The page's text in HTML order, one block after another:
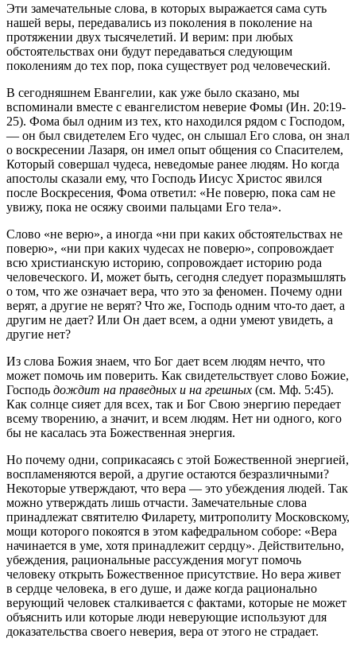
Эти замечательные слова, в которых выражается сама суть
нашей веры, передавались из поколения в поколение на
протяжении двух тысячелетий. И верим: при любых
обстоятельствах они будут передаваться следующим
поколениям до тех пор, пока существует род человеческий.
В сегодняшнем Евангелии, как уже было сказано, мы
вспоминали вместе с евангелистом неверие Фомы (Ин. 20:19-
25). Фома был одним из тех, кто находился рядом с Господом,
— он был свидетелем Его чудес, он слышал Его слова, он знал
о воскресении Лазаря, он имел опыт общения со Спасителем,
Который совершал чудеса, неведомые ранее людям. Но когда
апостолы сказали ему, что Господь Иисус Христос явился
после Воскресения, Фома ответил: «Не поверю, пока сам не
увижу, пока не осяжу своими пальцами Его тела».
Слово «не верю», а иногда «ни при каких обстоятельствах не
поверю», «ни при каких чудесах не поверю», сопровождает
всю христианскую историю, сопровождает историю рода
человеческого. И, может быть, сегодня следует поразмышлять
о том, что же означает вера, что это за феномен. Почему одни
верят, а другие не верят? Что же, Господь одним что-то дает, а
другим не дает? Или Он дает всем, а одни умеют увидеть, а
другие нет?
Из слова Божия знаем, что Бог дает всем людям нечто, что
может помочь им поверить. Как свидетельствует слово Божие,
Господь дождит на праведных и на грешных (см. Мф. 5:45).
Как солнце сияет для всех, так и Бог Свою энергию передает
всему творению, а значит, и всем людям. Нет ни одного, кого
бы не касалась эта Божественная энергия.
Но почему одни, соприкасаясь с этой Божественной энергией,
воспламеняются верой, а другие остаются безразличными?
Некоторые утверждают, что вера — это убеждения людей. Так
можно утверждать лишь отчасти. Замечательные слова
принадлежат святителю Филарету, митрополиту Московскому,
мощи которого покоятся в этом кафедральном соборе: «Вера
начинается в уме, хотя принадлежит сердцу». Действительно,
убеждения, рациональные рассуждения могут помочь
человеку открыть Божественное присутствие. Но вера живет
в сердце человека, в его душе, и даже когда рационально
верующий человек сталкивается с фактами, которые не может
объяснить или которые люди неверующие используют для
доказательства своего неверия, вера от этого не страдает.